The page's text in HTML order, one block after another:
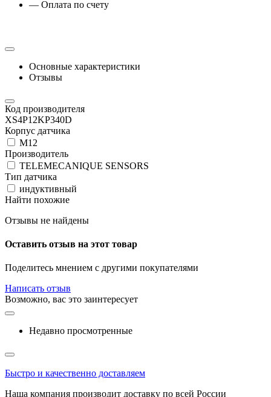
— Оплата по счету
Основные характеристики
Отзывы
Код производителя
XS4P12KP340D
Корпус датчика
М12
Производитель
TELEMECANIQUE SENSORS
Тип датчика
индуктивный
Найти похожие
Отзывы не найдены
Оставить отзыв на этот товар
Поделитесь мнением с другими покупателями
Написать отзыв
Возможно, вас это заинтересует
Недавно просмотренные
Быстро и качественно доставляем
Наша компания производит доставку по всей России